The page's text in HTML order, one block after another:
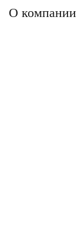
О компании